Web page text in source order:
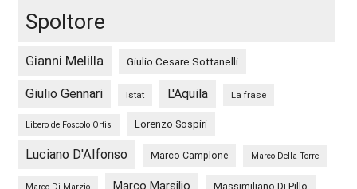
Spoltore
Gianni Melilla Giulio Cesare Sottanelli
Giulio Gennari Istat L'Aquila La frase
Libero de Foscolo Ortis Lorenzo Sospiri
Luciano D'Alfonso Marco Camplone Marco Della Torre
Marco Di Marzio Marco Marsilio Massimiliano Di Pillo